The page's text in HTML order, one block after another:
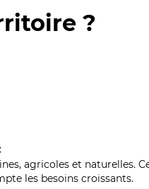
?
agricoles et naturelles.
les besoins croissants.